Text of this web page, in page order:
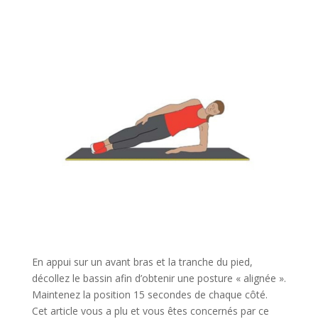
En appui sur un avant bras et la tranche du pied,
décollez le bassin afin d’obtenir une posture « alignée ».
Maintenez la position 15 secondes de chaque côté.
Cet article vous a plu et vous êtes concernés par ce